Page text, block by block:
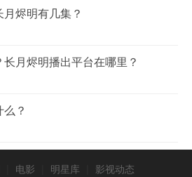
烬明有几集？
月烬明播出平台在哪里？
？
电影 明星库 影视动态